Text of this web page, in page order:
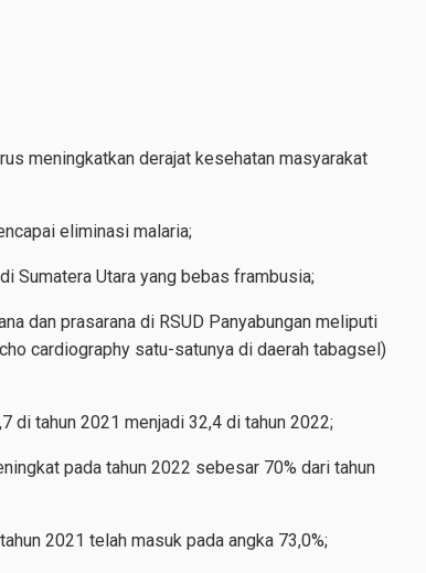
meningkatkan derajat kesehatan masyarakat
eliminasi malaria;
Sumatera Utara yang bebas frambusia;
dan prasarana di RSUD Panyabungan meliputi
cardiography satu-satunya di daerah tabagsel)
di tahun 2021 menjadi 32,4 di tahun 2022;
pada tahun 2022 sebesar 70% dari tahun
2021 telah masuk pada angka 73,0%;